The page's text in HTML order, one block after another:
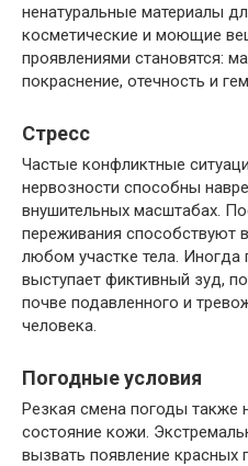
ненатуральные материалы
косметические и моющие
проявлениями становятся:
покраснение, отечность и
Стресс
Частые конфликтные
нервозности способны
внушительных масштабах.
переживания способствуют
любом участке тела.
выступает фиктивный зуд,
почве подавленного и
человека.
Погодные условия
Резкая смена погоды также
состояние кожи.
вызвать появление красных